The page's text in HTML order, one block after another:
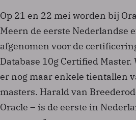
Op 21 en 22 mei worden bij
Meern de eerste Nederlandse
afgenomen voor de
Database 10g Certified
er nog maar enkele tientallen
masters. Harald van
Oracle – is de eerste in